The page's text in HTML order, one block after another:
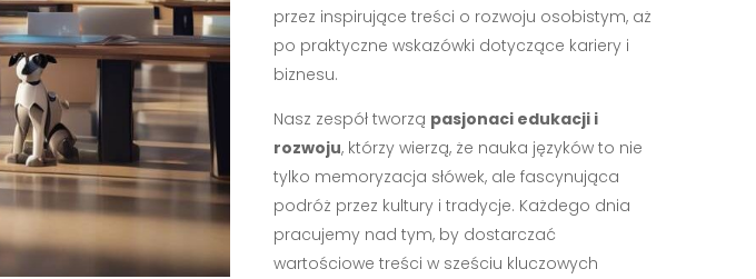
przez inspirujące treści o rozwoju osobistym, aż
po praktyczne wskazówki dotyczące kariery i
biznesu.
Nasz zespół tworzą pasjonaci edukacji i
rozwoju, którzy wierzą, że nauka języków to nie
tylko memoryzacja słówek, ale fascynująca
podróż przez kultury i tradycje. Każdego dnia
pracujemy nad tym, by dostarczać
wartościowe treści w sześciu kluczowych